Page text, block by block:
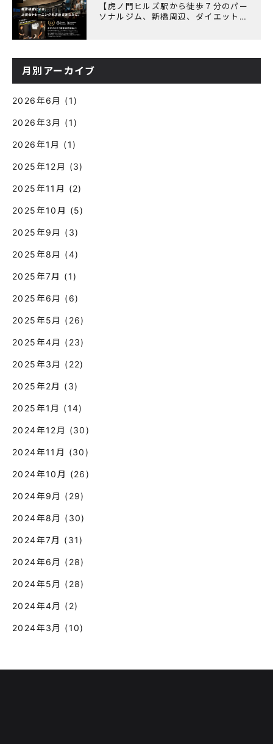
【虎ノ門ヒルズ駅から徒歩７分のパー
ソナルジム、新橋周辺、ダイエットに
月別アーカイブ
2026年6月 (1)
2026年3月 (1)
2026年1月 (1)
2025年12月 (3)
2025年11月 (2)
2025年10月 (5)
2025年9月 (3)
2025年8月 (4)
2025年7月 (1)
2025年6月 (6)
2025年5月 (26)
2025年4月 (23)
2025年3月 (22)
2025年2月 (3)
2025年1月 (14)
2024年12月 (30)
2024年11月 (30)
2024年10月 (26)
2024年9月 (29)
2024年8月 (30)
2024年7月 (31)
2024年6月 (28)
2024年5月 (28)
2024年4月 (2)
2024年3月 (10)